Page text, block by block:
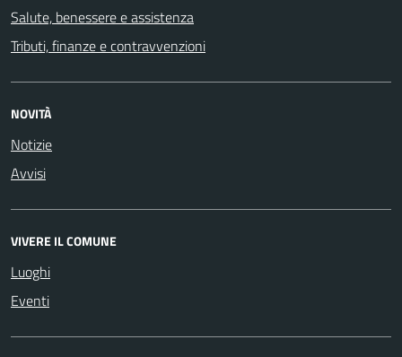
Salute, benessere e assistenza
Tributi, finanze e contravvenzioni
NOVITÀ
Notizie
Avvisi
VIVERE IL COMUNE
Luoghi
Eventi